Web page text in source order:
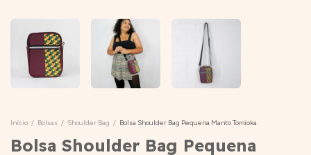
Início / Bolsas / Shoulder Bag / Bolsa Shoulder Bag Pequena Manto Tomioka
Bolsa Shoulder Bag Pequena